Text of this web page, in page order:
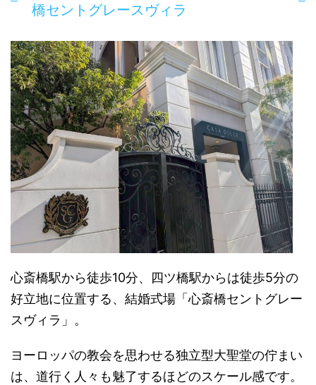
橋セントグレースヴィラ
心斎橋駅から徒歩10分、四ツ橋駅からは徒歩5分の
好立地に位置する、結婚式場「心斎橋セントグレー
スヴィラ」。
ヨーロッパの教会を思わせる独立型大聖堂の佇まい
は、道行く人々も魅了するほどのスケール感です。